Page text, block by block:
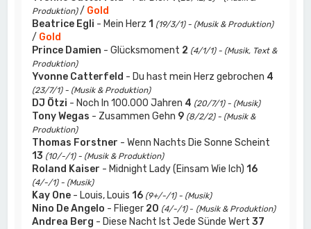
Produktion)/ Gold
Beatrice Egli - Mein Herz 1 (19/3/1) - (Musik & Produktion)
/ Gold
Prince Damien - Glücksmoment 2 (4/1/1) - (Musik, Text &
Produktion)
Yvonne Catterfeld - Du hast mein Herz gebrochen 4
(23/7/1) - (Musik & Produktion)
DJ Ötzi - Noch In 100.000 Jahren 4 (20/7/1) - (Musik)
Tony Wegas - Zusammen Gehn 9 (8/2/2) - (Musik &
Produktion)
Thomas Forstner - Wenn Nachts Die Sonne Scheint
13 (10/-/1) - (Musik & Produktion)
Roland Kaiser - Midnight Lady (Einsam Wie Ich) 16
(4/-/1) - (Musik)
Kay One - Louis, Louis 16 (9+/-/1) - (Musik)
Nino De Angelo - Flieger 20 (4/-/1)- (Musik & Produktion)
Andrea Berg - Diese Nacht Ist Jede Sünde Wert37